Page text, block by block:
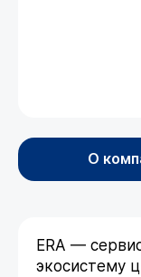
О
ERA —
экосистему